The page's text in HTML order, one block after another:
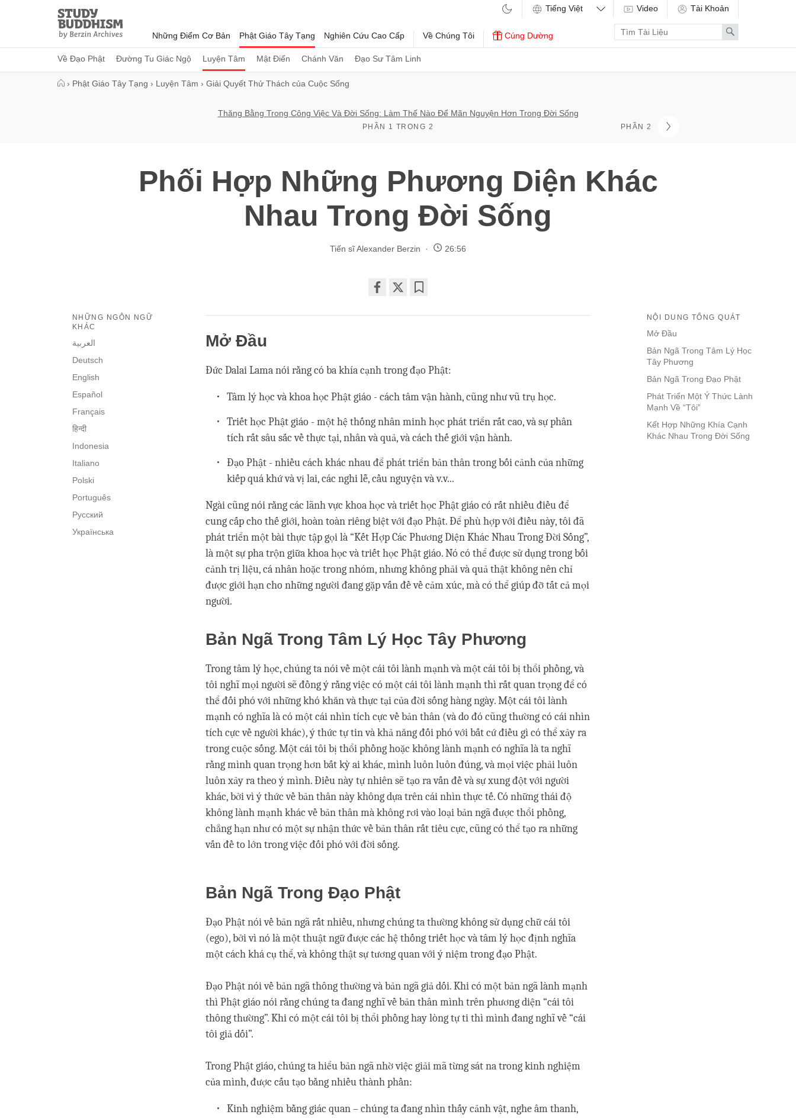
Study
Buddhism
Home
Những Điểm Cơ Bản Phật Giáo Tây Tạng
Về Đạo Phật Đường Tu Giác Ngộ Luyện Tâm Mật Điển Chánh Văn Đạo Sư Tâm Linh
Nghiên Cứu Cao Cấp Về Chúng Tôi Cúng Dường
Video Tài Khoản
Enter
search
term
Search
› Phật Giáo Tây Tạng › Luyện Tâm › Giải Quyết Thử Thách của Cuộc Sống
Thăng Bằng Trong Công Việc Và Đời Sống: Làm Thế Nào Để Mãn Nguyện Hơn Trong Đời Sống
PHẦN 1 TRONG 2 PHẦN 2
Phối Hợp Những Phương Diện Khác
Nhau Trong Đời Sống
Tiến sĩ Alexander Berzin 26:56
on
NỘI DUNG TỔNG QUÁT
Mở Đầu
Bản Ngã Trong Tâm Lý Học
Tây Phương
Bản Ngã Trong Đạo Phật
Phát Triển Một Ý Thức Lành
Mạnh Về “Tôi”
Kết Hợp Những Khía Cạnh
Khác Nhau Trong Đời Sống
NHỮNG NGÔN NGỮ
KHÁC
العربية
Deutsch
English
Español
Français
हिन्दी
Indonesia
Italiano
Polski
Português
Русский
Українська
Mở Đầu
Đức Dalai Lama nói rằng có ba khía cạnh trong đạo Phật:
Tâm lý học và khoa học Phật giáo - cách tâm vận hành, cũng như vũ trụ học.
Triết học Phật giáo - một hệ thống nhân minh học phát triển rất cao, và sự phân
tích rất sâu sắc về thực tại, nhân và quả, và cách thế giới vận hành.
Đạo Phật - nhiều cách khác nhau để phát triển bản thân trong bối cảnh của những
kiếp quá khứ và vị lai, các nghi lễ, cầu nguyện và v.v...
Ngài cũng nói rằng các lãnh vực khoa học và triết học Phật giáo có rất nhiều điều để
cung cấp cho thế giới, hoàn toàn riêng biệt với đạo Phật. Để phù hợp với điều này, tôi đã
phát triển một bài thực tập gọi là “Kết Hợp Các Phương Diện Khác Nhau Trong Đời Sống”,
là một sự pha trộn giữa khoa học và triết học Phật giáo. Nó có thể được sử dụng trong bối
cảnh trị liệu, cá nhân hoặc trong nhóm, nhưng không phải và quả thật không nên chỉ
được giới hạn cho những người đang gặp vấn đề về cảm xúc, mà có thể giúp đỡ tất cả mọi
người.
Bản Ngã Trong Tâm Lý Học Tây Phương
Trong tâm lý học, chúng ta nói về một cái tôi lành mạnh và một cái tôi bị thổi phồng, và
tôi nghĩ mọi người sẽ đồng ý rằng việc có một cái tôi lành mạnh thì rất quan trọng để có
thể đối phó với những khó khăn và thực tại của đời sống hàng ngày. Một cái tôi lành
mạnh có nghĩa là có một cái nhìn tích cực về bản thân (và do đó cũng thường có cái nhìn
tích cực về người khác), ý thức tự tin và khả năng đối phó với bất cứ điều gì có thể xảy ra
trong cuộc sống. Một cái tôi bị thổi phồng hoặc không lành mạnh có nghĩa là ta nghĩ
rằng mình quan trọng hơn bất kỳ ai khác, mình luôn luôn đúng, và mọi việc phải luôn
luôn xảy ra theo ý mình. Điều này tự nhiên sẽ tạo ra vấn đề và sự xung đột với người
khác, bởi vì ý thức về bản thân này không dựa trên cái nhìn thực tế. Có những thái độ
không lành mạnh khác về bản thân mà không rơi vào loại bản ngã được thổi phồng,
chẳng hạn như có một sự nhận thức về bản thân rất tiêu cực, cũng có thể tạo ra những
vấn đề to lớn trong việc đối phó với đời sống.
Bản Ngã Trong Đạo Phật
Đạo Phật nói về bản ngã rất nhiều, nhưng chúng ta thường không sử dụng chữ cái tôi
(ego), bởi vì nó là một thuật ngữ được các hệ thống triết học và tâm lý học định nghĩa
một cách khá cụ thể, và không thật sự tương quan với ý niệm trong đạo Phật.
Đạo Phật nói về bản ngã thông thường và bản ngã giả dối. Khi có một bản ngã lành mạnh
thì Phật giáo nói rằng chúng ta đang nghĩ về bản thân mình trên phương diện “cái tôi
thông thường”. Khi có một cái tôi bị thổi phồng hay lòng tự ti thì mình đang nghĩ về “cái
tôi giả dối”.
Trong Phật giáo, chúng ta hiểu bản ngã nhờ việc giải mã từng sát na trong kinh nghiệm
của mình, được cấu tạo bằng nhiều thành phần:
Kinh nghiệm bằng giác quan – chúng ta đang nhìn thấy cảnh vật, nghe âm thanh,